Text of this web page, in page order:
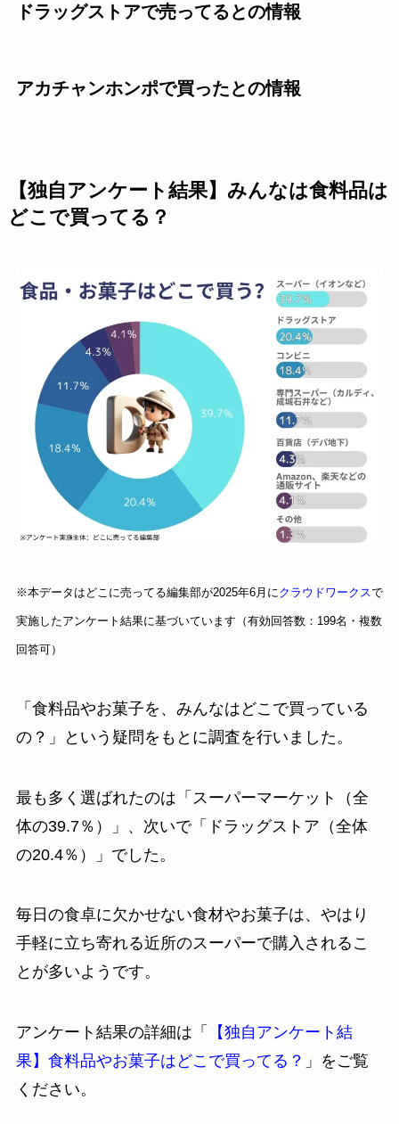
ドラッグストアで売ってるとの情報
アカチャンホンポで買ったとの情報
【独自アンケート結果】みんなは食料品は
どこで買ってる？
※本データはどこに売ってる編集部が2025年6月にクラウドワークスで
実施したアンケート結果に基づいています（有効回答数：199名・複数
回答可）
「食料品やお菓子を、みんなはどこで買っている
の？」という疑問をもとに調査を行いました。
最も多く選ばれたのは「スーパーマーケット（全
体の39.7％）」、次いで「ドラッグストア（全体
の20.4％）」でした。
毎日の食卓に欠かせない食材やお菓子は、やはり
手軽に立ち寄れる近所のスーパーで購入されるこ
とが多いようです。
アンケート結果の詳細は「
【独自アンケート結
果】食料品やお菓子はどこで買ってる？ 」をご覧
ください。